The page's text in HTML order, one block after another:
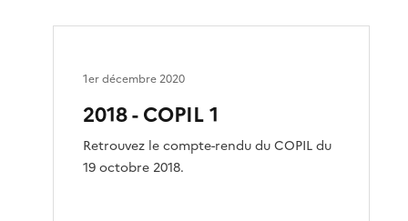
2018 - COPIL 1
Retrouvez le compte-rendu du COPIL du
19 octobre 2018.
1er décembre 2020